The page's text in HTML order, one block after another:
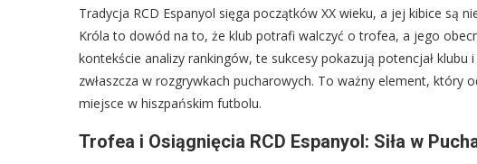
Tradycja RCD Espanyol sięga początków XX wieku, a jej kibice są
Króla to dowód na to, że klub potrafi walczyć o trofea, a jego
kontekście analizy rankingów, te sukcesy pokazują potencjał
zwłaszcza w rozgrywkach pucharowych. To ważny element, który
miejsce w hiszpańskim futbolu.
Trofea i Osiągnięcia RCD Espanyol: Siła w